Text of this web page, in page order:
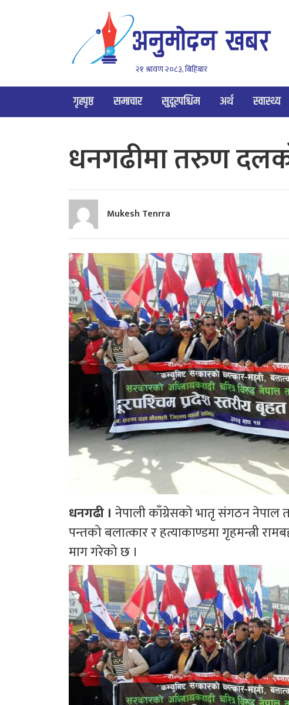
२१ श्रावण २०८३, बिहिबार
गृहपृष्ठ समाचार सुदूरपश्चिम अर्थ स्वास्थ्य
धनगढीमा तरुण
Mukesh Tenrra
धनगढी । नेपाली काँग्रेसको भातृ संगठन नेपाल
पन्तको बलात्कार र हत्याकाण्डमा गृहमन्त्री
माग गरेको छ ।